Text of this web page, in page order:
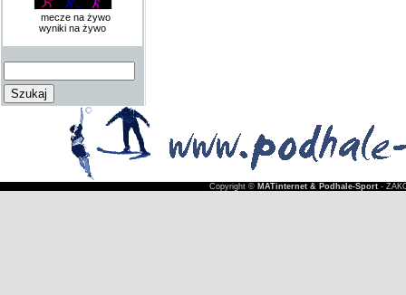
mecze na żywo
wyniki na żywo
Copyright © MATinternet & Podhale-Sport-